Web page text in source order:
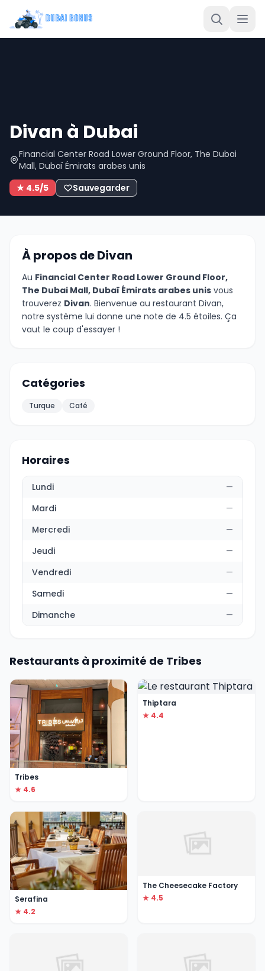
Divan à Dubai
Financial Center Road Lower Ground Floor, The Dubai
Mall, Dubaï Émirats arabes unis
★ 4.5/5
Sauvegarder
À propos de Divan
Au Financial Center Road Lower Ground Floor,
The Dubai Mall, Dubaï Émirats arabes unis vous
trouverez Divan. Bienvenue au restaurant Divan,
notre système lui donne une note de 4.5 étoiles. Ça
vaut le coup d'essayer !
Catégories
Turque Café
Horaires
Lundi
—
Mardi
—
Mercredi
—
Jeudi
—
Vendredi
—
Samedi
—
Dimanche
—
Restaurants à proximité de Tribes
Tribes
★ 4.6
Thiptara
★ 4.4
Serafina
★ 4.2
The Cheesecake Factory
★ 4.5